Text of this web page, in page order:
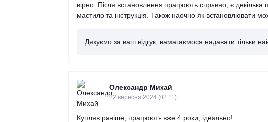
вірно. Після встановлення працюють справно, є декілька
мастило та інструкція. Також наочно як встановлювати
Дякуємо за ваш відгук, намагаємося надавати тільки
Олександр Михай
22 вересня 2024 (02:11)
Купляв раніше, працюють вже 4 роки, ідеально!